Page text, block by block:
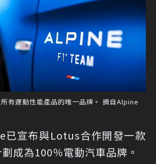
有運動性能產品的唯一品牌。 摘自Alpine
已宣布與Lotus合作開發一款
劃成為100％電動汽車品牌。